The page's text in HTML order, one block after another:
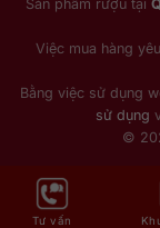
Sản phẩm rượu tại
Việc mua hàng
Bằng việc sử dụng
sử dụng
©
Tư vấn